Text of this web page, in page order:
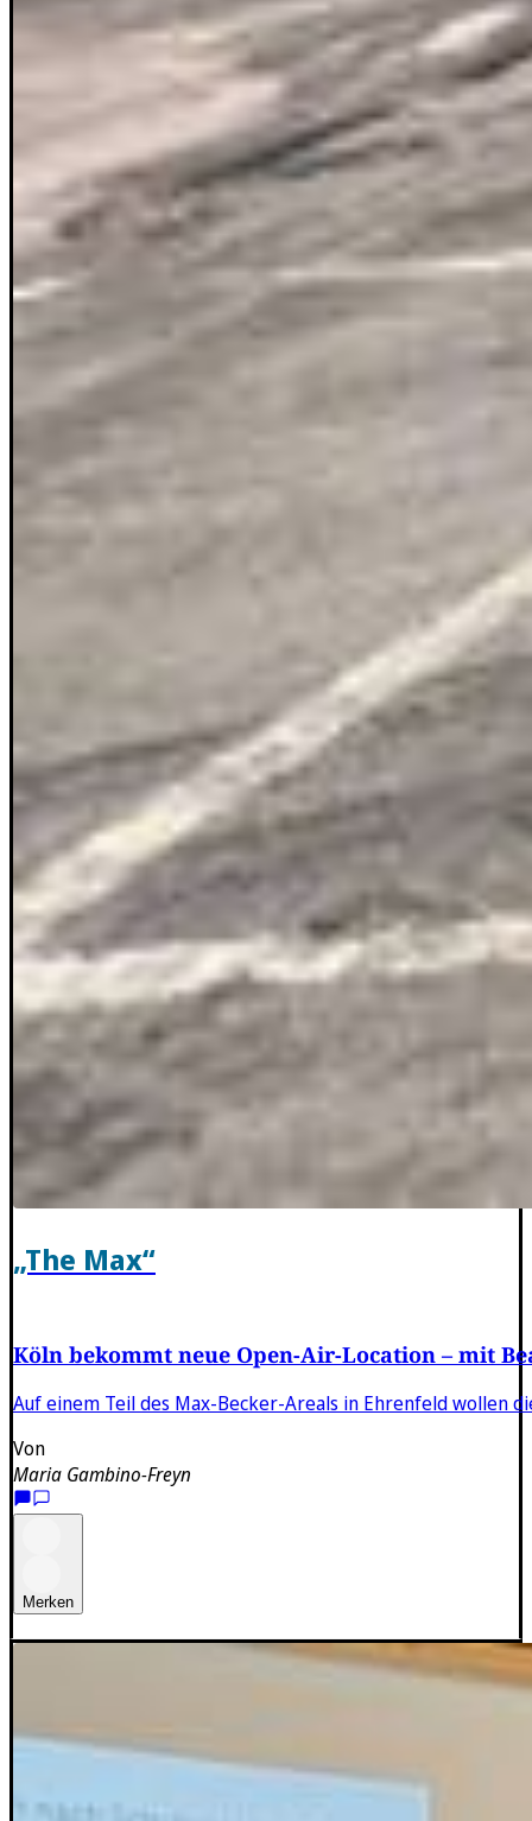
„The Max“
Köln bekommt neue Open-Air-Location – mit
Auf einem Teil des Max-Becker-Areals in Ehrenfeld wollen
Von
Maria Gambino-Freyn
Merken